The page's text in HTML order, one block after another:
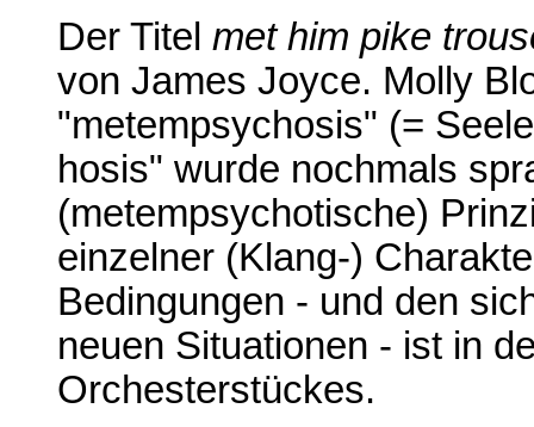
Der Titel met him pike
von James Joyce. Molly
"metempsychosis" (=
hosis" wurde nochmals
(metempsychotische)
einzelner (Klang-)
Bedingungen - und den
neuen Situationen - ist in
Orchesterstückes.